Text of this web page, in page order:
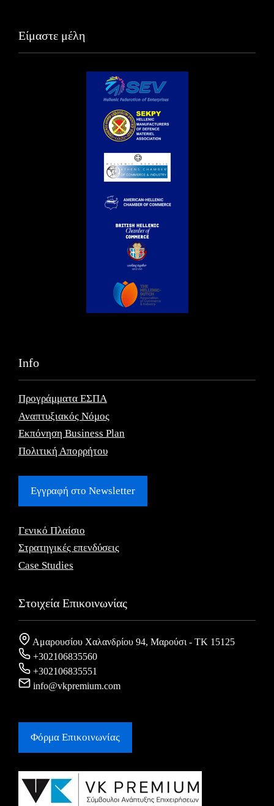
Είμαστε μέλη
Info
Προγράμματα ΕΣΠΑ
Αναπτυξιακός Νόμος
Εκπόνηση Business Plan
Πολιτική Απορρήτου
Εγγραφή στο Newsletter
Γενικό Πλαίσιο
Στρατηγικές επενδύσεις
Case Studies
Στοιχεία Επικοινωνίας
Αμαρουσίου Χαλανδρίου 94, Μαρούσι - ΤΚ 15125
+302106835560
+302106835551
info@vkpremium.com
Φόρμα Eπικοινωνίας